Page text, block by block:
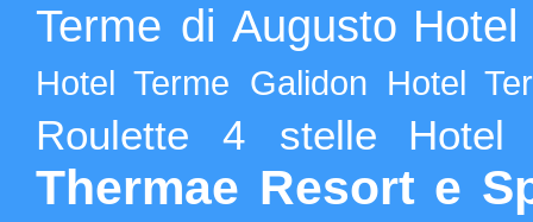
Terme di Augusto
Hotel Terme Galidon Hotel
Roulette 4 stelle Hotel
Thermae Resort e